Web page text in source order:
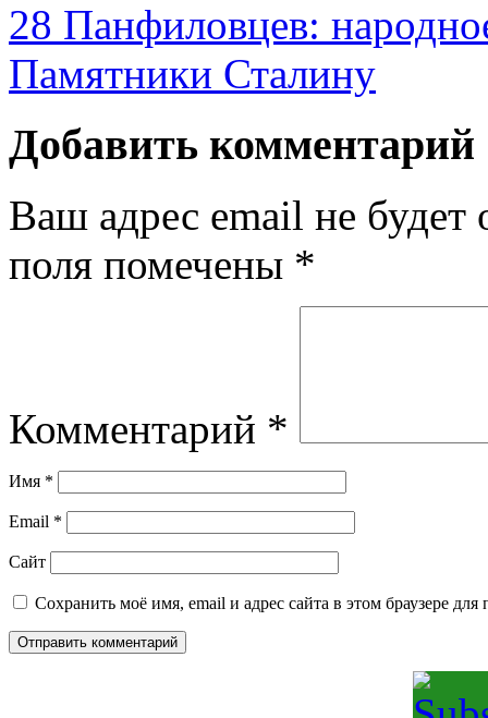
28 Панфиловцев:
Памятники Сталину
Добавить комментарий
Ваш адрес email не будет
поля помечены *
Комментарий *
Имя *
Email *
Сайт
Сохранить моё имя, email и адрес сайта в этом браузере